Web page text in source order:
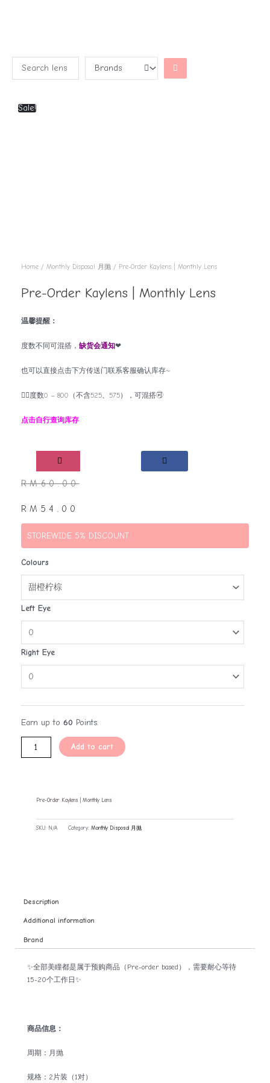
Sale!
Home / Monthly Disposal 月抛 / Pre-Order Kaylens | Monthly Lens
Pre-Order Kaylens | Monthly Lens
温馨提醒：
度数不同可混搭， 缺货会通知❤
也可以直接点击下方传送门联系客服确认库存~
👉🏻度数0 – 800（不含525、575），可混搭🉑
点击自行查询库存
RM60.00
RM 54.00
STOREWIDE 5% DISCOUNT
Colours
Left Eye
Right Eye
Earn up to 60 Points.
Add to cart
Pre-Order Kaylens | Monthly Lens
SKU: N/A Category: Monthly Disposal 月抛
Description
Additional information
Brand
✨全部美瞳都是属于预购商品（Pre-order based），需要耐心等待
15-20个工作日✨
商品信息：
周期：月抛
规格：2片装（1对）